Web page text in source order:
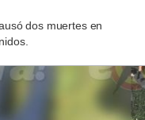
dos muertes en